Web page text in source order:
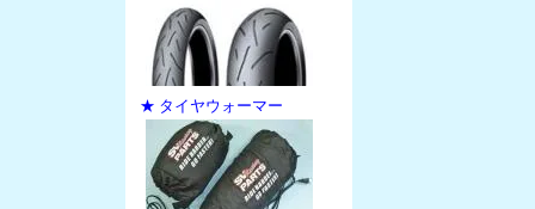
★ タイヤウォーマー